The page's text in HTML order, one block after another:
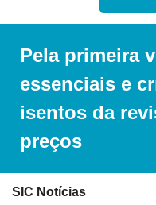
Pela primeira
essenciais e
isentos da
preços
SIC Notícias